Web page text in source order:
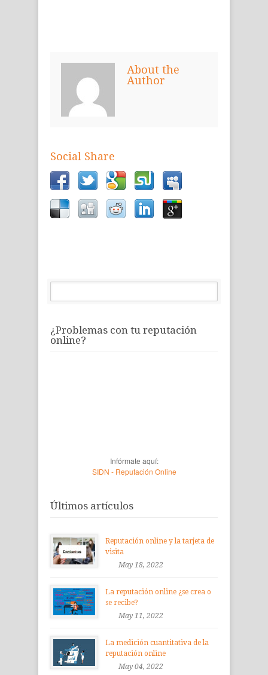
About the
Author
Social Share
¿Problemas con tu reputación
online?
Infórmate aquí:
SIDN - Reputación Online
Últimos artículos
Reputación online y la tarjeta de
visita
May 18, 2022
La reputación online ¿se crea o
se recibe?
May 11, 2022
La medición cuantitativa de la
reputación online
May 04, 2022